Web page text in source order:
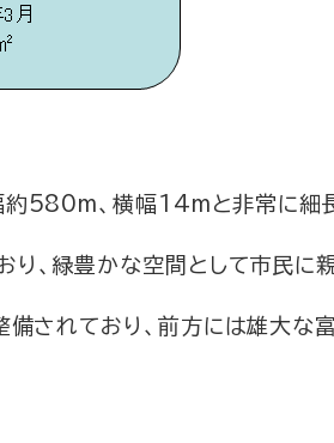
約580m、横幅14mと非常に細
、緑豊かな空間として市民に親
備されており、前方には雄大